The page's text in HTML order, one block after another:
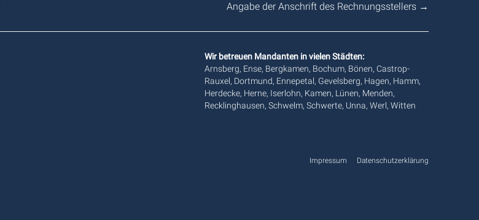
Angabe der Anschrift des Rechnungsstellers →
Wir betreuen Mandanten in vielen Städten:
Arnsberg, Ense, Bergkamen, Bochum, Bönen, Castrop-
Rauxel, Dortmund, Ennepetal, Gevelsberg, Hagen, Hamm,
Herdecke, Herne, Iserlohn, Kamen, Lünen, Menden,
Recklinghausen, Schwelm, Schwerte, Unna, Werl, Witten
Impressum Datenschutzerklärung